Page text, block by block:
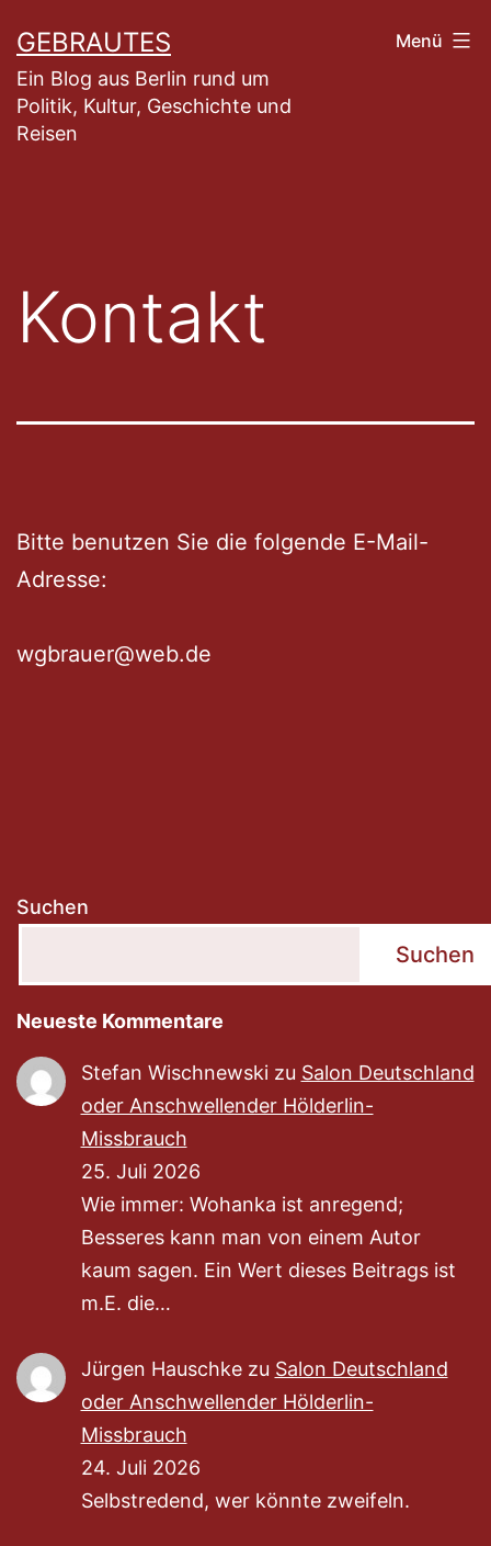
Inhalt
springen
GEBRAUTES
Ein Blog aus Berlin rund um
Politik, Kultur, Geschichte und
Reisen
Menü
Kontakt
Bitte benutzen Sie die folgende E-Mail-
Adresse:
wgbrauer@web.de
Suchen
Suchen
Neueste Kommentare
Stefan Wischnewski zu Salon Deutschland
oder Anschwellender Hölderlin-
Missbrauch
25. Juli 2026
Wie immer: Wohanka ist anregend;
Besseres kann man von einem Autor
kaum sagen. Ein Wert dieses Beitrags ist
m.E. die…
Jürgen Hauschkezu Salon Deutschland
oder Anschwellender Hölderlin-
Missbrauch
24. Juli 2026
Selbstredend, wer könnte zweifeln.